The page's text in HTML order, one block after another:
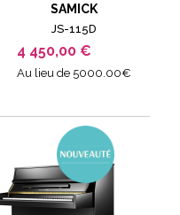
SAMICK
JS-115D
4 450,00 €
Au lieu de 5000.00€